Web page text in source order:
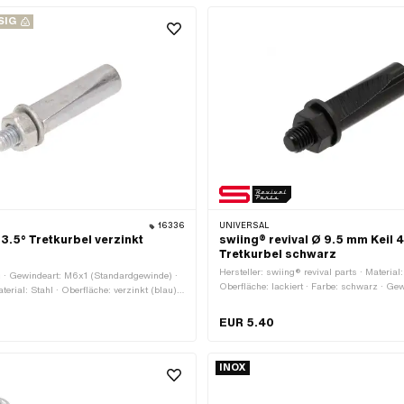
16336
Tretkurbel verzinkt
Gewindeart: M6x1 (Standardgewinde) ·
Stahl · Oberfläche: verzinkt (blau) ·
UNIVERSAL
swiing® revival Ø 9.5 mm Keil
Tretkurbel schwarz
Hersteller: swiing® revival parts · Material:
Oberfläche: lackiert · Farbe: schwarz ·
EUR 5.40
INOX